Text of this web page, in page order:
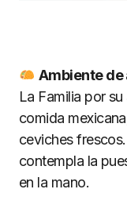
Ambiente
La Familia por
comida
ceviches
contempla la
en la mano.